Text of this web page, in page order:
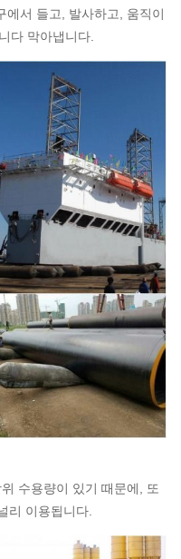
에서 들고, 발사하고, 움직이
다 막아냅니다.
수용량이 있기 때문에, 또
리 이용됩니다.